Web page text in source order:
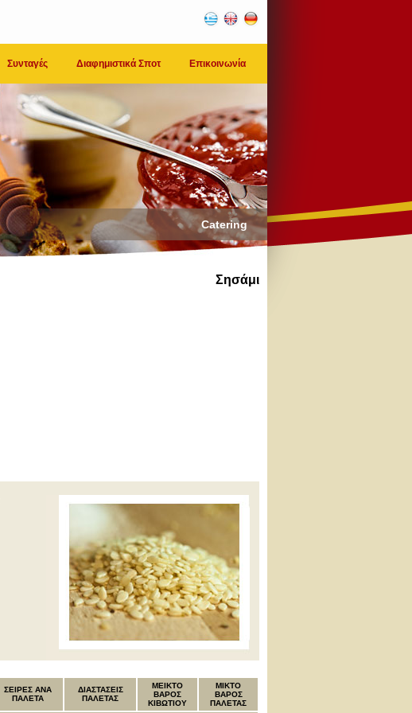
Συνταγές Διαφημιστικά Σποτ Επικοινωνία
Catering
Σησάμι
ΣΕΙΡΕΣ ΑΝΑ
ΠΑΛΕΤΑ
ΔΙΑΣΤΑΣΕΙΣ
ΠΑΛΕΤΑΣ
MEIKTO
ΒΑΡΟΣ
ΚΙΒΩΤΙΟΥ
ΜΙΚΤΟ
ΒΑΡΟΣ
ΠΑΛΕΤΑΣ